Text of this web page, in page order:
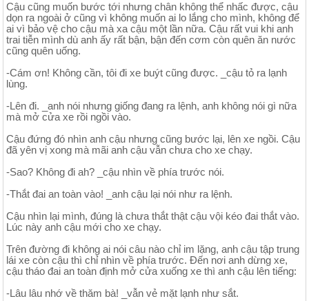
Cậu cũng muốn bước tới nhưng chân không thể nhấc được, cậu
dọn ra ngoài ở cũng vì không muốn ai lo lắng cho mình, không để
ai vì bảo vệ cho cậu mà xa cậu một lần nữa. Cậu rất vui khi anh
trai tiễn mình dù anh ấy rất bận, bận đến cơm còn quên ăn nước
cũng quên uống.
-Cám ơn! Không cần, tôi đi xe buýt cũng được. _cậu tỏ ra lạnh
lùng.
-Lên đi. _anh nói nhưng giống đang ra lệnh, anh không nói gì nữa
mà mở cửa xe rồi ngồi vào.
Cậu đứng đó nhìn anh cậu nhưng cũng bước lại, lên xe ngồi. Cậu
đã yên vị xong mà mãi anh cậu vẫn chưa cho xe chạy.
-Sao? Không đi ah? _cậu nhìn về phía trước nói.
-Thắt đai an toàn vào! _anh cậu lại nói như ra lệnh.
Cậu nhìn lại mình, đúng là chưa thắt thật cậu vội kéo đai thắt vào.
Lúc này anh cậu mới cho xe chạy.
Trên đường đi không ai nói câu nào chỉ im lặng, anh cậu tập trung
lái xe còn cậu thì chỉ nhìn về phía trước. Đến nơi anh dừng xe,
cậu tháo đai an toàn định mở cửa xuống xe thì anh cậu lên tiếng:
-Lâu lâu nhớ về thăm bà! _vẫn vẻ mặt lạnh như sắt.